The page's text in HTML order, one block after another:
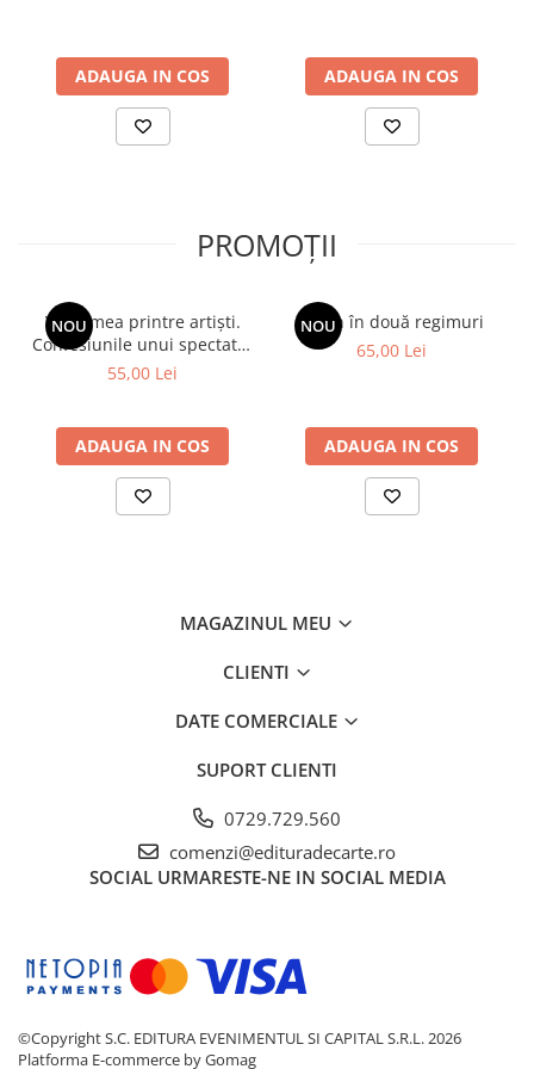
găsești și oameni frumoși, și urâți, și buni, și răi. Cu
cât trece timpul, lucrurile se așează și se ajunge la
o normalitate, la civilizație, aș zice chiar la o
ADAUGA IN COS ADAUGA IN COS
PROMOȚII
NOU
Viața mea printre artiști.
Confesiunile unui spectator
fidel
55,00 Lei
ADAUGA IN COS
NOU
Spion în două regimuri
65,00 Lei
ADAUGA IN COS
MAGAZINUL MEU
CLIENTI
DATE COMERCIALE
SUPORT CLIENTI
0729.729.560
comenzi@edituradecarte.ro
SOCIAL URMARESTE-NE IN SOCIAL MEDIA
©Copyright S.C. EDITURA EVENIMENTUL SI CAPITAL S.R.L. 2026
Platforma E-commerce by Gomag